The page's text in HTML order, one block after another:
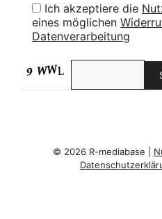
Ich akzeptiere die
eines möglichen
Datenverarbeitung
© 2026 R-mediabase |